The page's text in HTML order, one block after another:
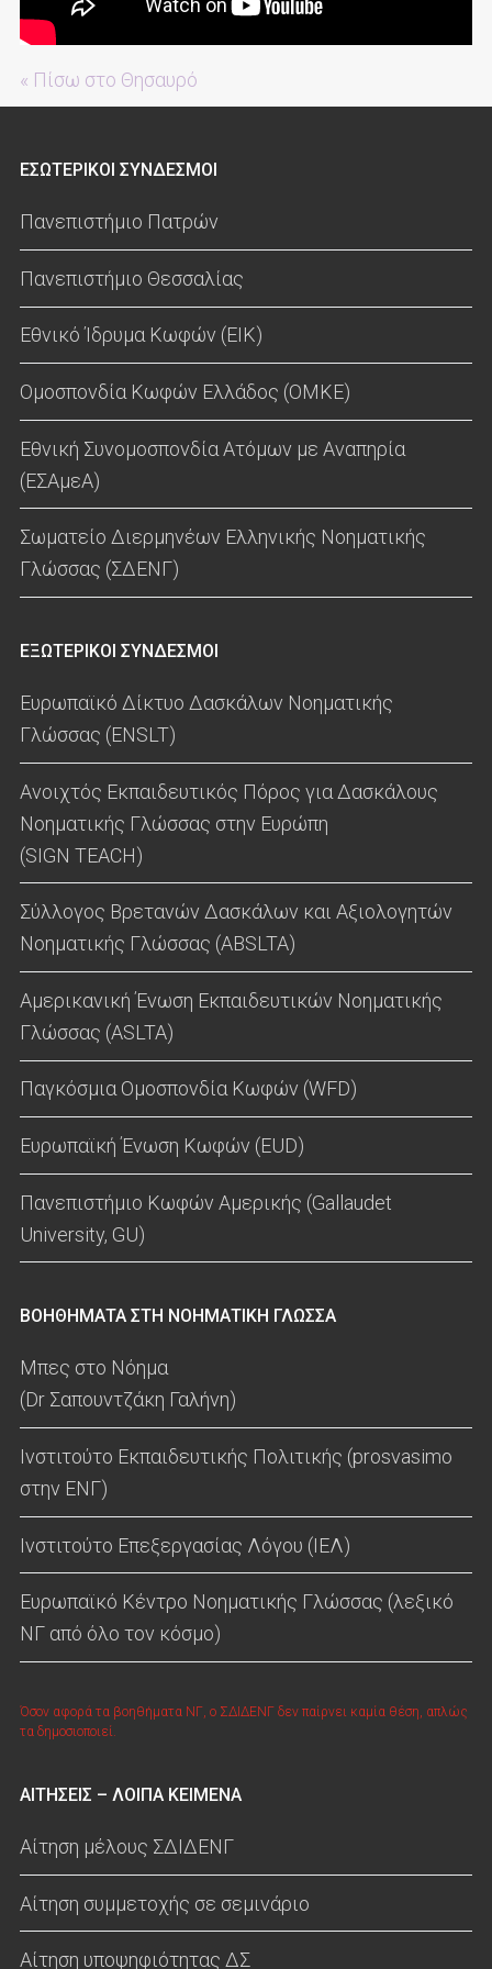
« Πίσω στο Θησαυρό
ΕΣΩΤΕΡΙΚΟΙ ΣΥΝΔΕΣΜΟΙ
Πανεπιστήμιο Πατρών
Πανεπιστήμιο Θεσσαλίας
Εθνικό Ίδρυμα Κωφών (ΕΙΚ)
Ομοσπονδία Κωφών Ελλάδος (ΟΜΚΕ)
Εθνική Συνομοσπονδία Ατόμων με Αναπηρία
(ΕΣΑμεΑ)
Σωματείο Διερμηνέων Ελληνικής Νοηματικής
Γλώσσας (ΣΔΕΝΓ)
ΕΞΩΤΕΡΙΚΟΙ ΣΥΝΔΕΣΜΟΙ
Ευρωπαϊκό Δίκτυο Δασκάλων Νοηματικής
Γλώσσας (ENSLT)
Ανοιχτός Εκπαιδευτικός Πόρος για Δασκάλους
Νοηματικής Γλώσσας στην Ευρώπη
(SIGN TEACH)
Σύλλογος Βρετανών Δασκάλων και Αξιολογητών
Νοηματικής Γλώσσας (ABSLTA)
Αμερικανική Ένωση Εκπαιδευτικών Νοηματικής
Γλώσσας (ASLTA)
Παγκόσμια Ομοσπονδία Κωφών (WFD)
Ευρωπαϊκή Ένωση Κωφών (EUD)
Πανεπιστήμιο Κωφών Αμερικής (Gallaudet
University, GU)
ΒΟΗΘΗΜΑΤΑ ΣΤΗ ΝΟΗΜΑΤΙΚΗ ΓΛΩΣΣΑ
Μπες στο Νόημα
(Dr Σαπουντζάκη Γαλήνη)
Ινστιτούτο Εκπαιδευτικής Πολιτικής (prosvasimo
στην ΕΝΓ)
Ινστιτούτο Επεξεργασίας Λόγου (ΙΕΛ)
Ευρωπαϊκό Κέντρο Νοηματικής Γλώσσας (λεξικό
ΝΓ από όλο τον κόσμο)
Όσον αφορά τα βοηθήματα ΝΓ, ο ΣΔΙΔΕΝΓ δεν παίρνει καμία θέση, απλώς
τα δημοσιοποιεί.
ΑΙΤΗΣΕΙΣ – ΛΟΙΠΑ ΚΕΙΜΕΝΑ
Αίτηση μέλους ΣΔΙΔΕΝΓ
Αίτηση συμμετοχής σε σεμινάριο
Αίτηση υποψηφιότητας ΔΣ